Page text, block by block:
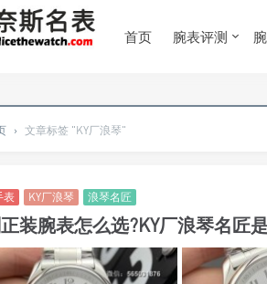
首页 腕表评测
› 文章标签 "KY厂浪琴"
表 KY厂浪琴 浪琴名匠
装腕表怎么选?KY厂浪琴名匠